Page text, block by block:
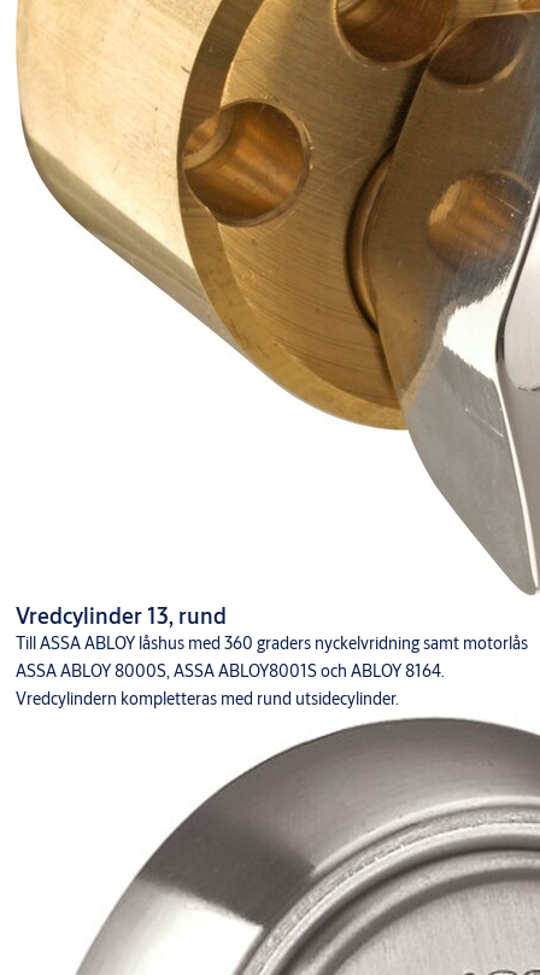
Vredcylinder 13, rund
Till ASSA ABLOY låshus med 360 graders nyckelvridning samt motorlås
ASSA ABLOY 8000S, ASSA ABLOY8001S och ABLOY 8164.
Vredcylindern kompletteras med rund utsidecylinder.